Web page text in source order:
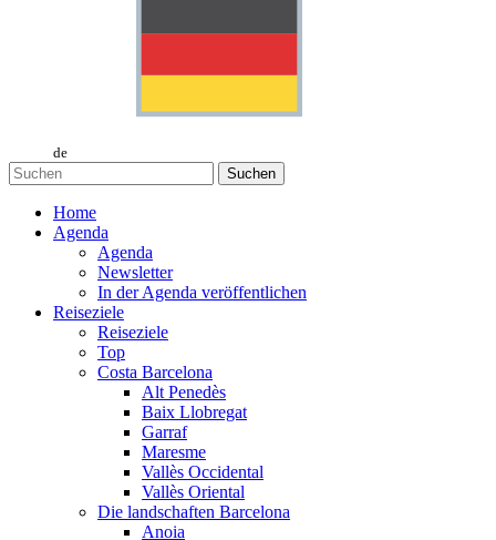
de
Suchen
Home
Agenda
Agenda
Newsletter
In der Agenda veröffentlichen
Reiseziele
Reiseziele
Top
Costa Barcelona
Alt Penedès
Baix Llobregat
Garraf
Maresme
Vallès Occidental
Vallès Oriental
Die landschaften Barcelona
Anoia